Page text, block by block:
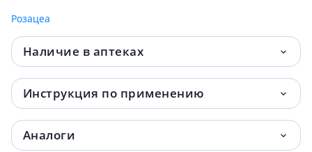
Розацеа
Наличие в аптеках
Инструкция по применению
Аналоги